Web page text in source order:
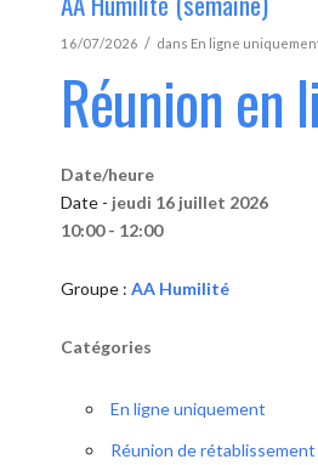
16/07/2026 / dans En ligne
Réunion en
Date/heure
Date - jeudi 16 juillet 2026
10:00 - 12:00
Groupe : AA Humilité
Catégories
En ligne uniquement
Réunion de rétablissement